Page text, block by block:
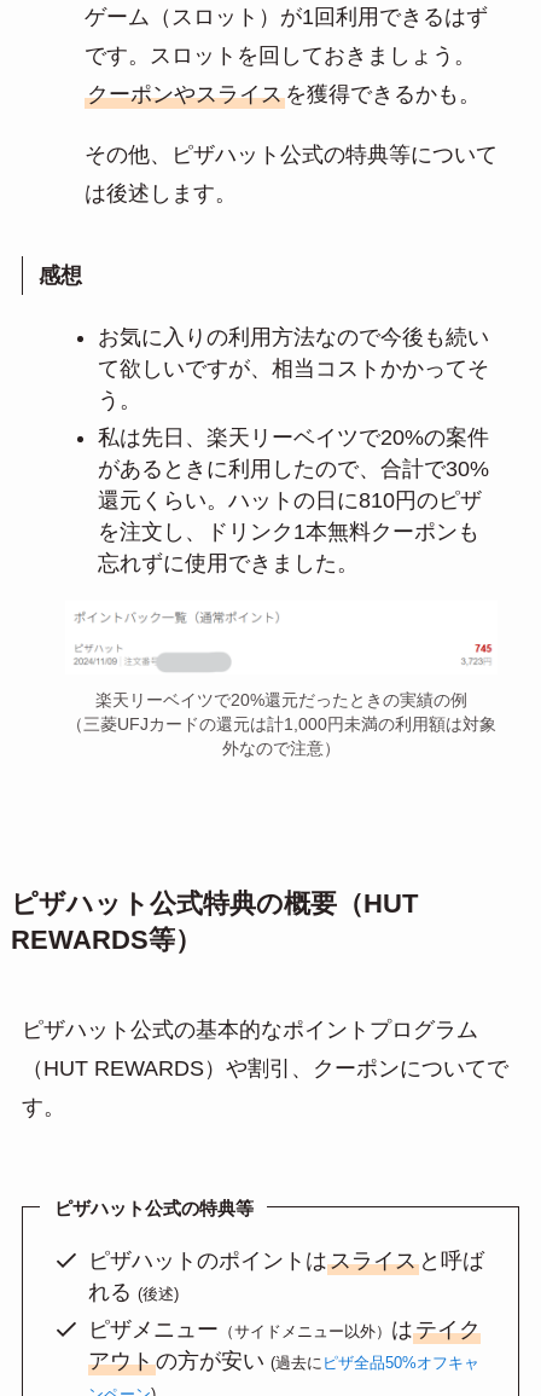
ゲーム（スロット）が1回利用できるはず
です。スロットを回しておきましょう。
クーポンやスライスを獲得できるかも。
その他、ピザハット公式の特典等について
は後述します。
感想
お気に入りの利用方法なので今後も続い
て欲しいですが、相当コストかかってそ
う。
私は先日、楽天リーベイツで20%の案件
があるときに利用したので、合計で30%
還元くらい。ハットの日に810円のピザ
を注文し、ドリンク1本無料クーポンも
忘れずに使用できました。
楽天リーベイツで20%還元だったときの実績の例
（三菱UFJカードの還元は計1,000円未満の利用額は対象
外なので注意）
ピザハット公式特典の概要（HUT
REWARDS等）
ピザハット公式の基本的なポイントプログラム
（HUT REWARDS）や割引、クーポンについてで
す。
ピザハット公式の特典等
ピザハットのポイントはスライスと呼ば
れる (後述)
ピザメニュー （サイドメニュー以外） はテイク
アウトの方が安い (過去に ピザ全品50%オフキャ